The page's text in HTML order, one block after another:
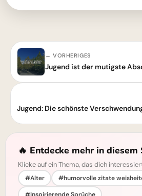
← VORHERIGES
🔥 Entdecke mehr in diesem
Klicke auf ein Thema, das dich
#Alter
#humorvolle zitate
#Inspirierende Sprüche